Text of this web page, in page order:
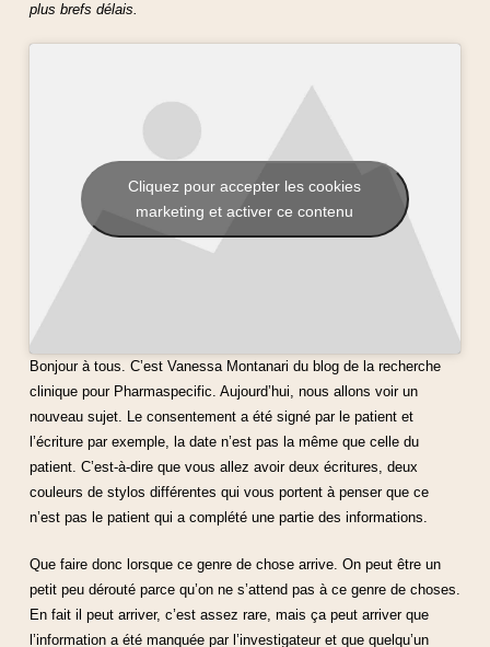
plus brefs délais.
Cliquez pour accepter les cookies
marketing et activer ce contenu
Bonjour à tous. C’est Vanessa Montanari du blog de la recherche
clinique pour Pharmaspecific. Aujourd’hui, nous allons voir un
nouveau sujet. Le consentement a été signé par le patient et
l’écriture par exemple, la date n’est pas la même que celle du
patient. C’est-à-dire que vous allez avoir deux écritures, deux
couleurs de stylos différentes qui vous portent à penser que ce
n’est pas le patient qui a complété une partie des informations.
Que faire donc lorsque ce genre de chose arrive. On peut être un
petit peu dérouté parce qu’on ne s’attend pas à ce genre de choses.
En fait il peut arriver, c’est assez rare, mais ça peut arriver que
l’information a été manquée par l’investigateur et que quelqu’un